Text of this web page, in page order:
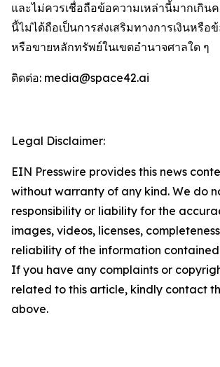
และไม่ควรเชื่อถือข้อความเหล่านี้มากเกิน
นี้ไม่ได้ถือเป็นการส่งเสริมทางการเงินหรือ
หรือขายหลักทรัพย์ในเขตอำนาจศาลใด ๆ
ติดต่อ: media@space42.ai
Legal Disclaimer:
EIN Presswire provides this news
without warranty of any kind. We do
responsibility or liability for the
images, videos, licenses,
reliability of the information
If you have any complaints or
related to this article, kindly contact
above.